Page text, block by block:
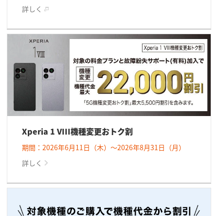
詳しく
Xperia 1 VIII機種変更おトク割
期間：2026年6月11日（木）～2026年8月31日（月）
詳しく